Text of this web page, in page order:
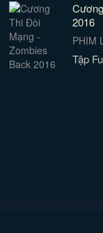
2016
PHIM
Tập